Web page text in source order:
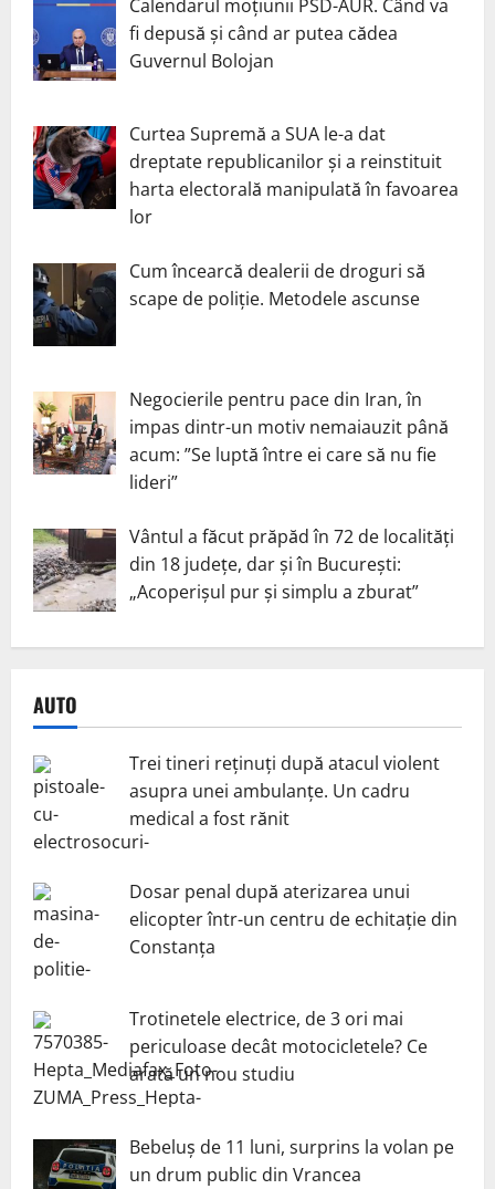
Calendarul moțiunii PSD-AUR. Când va
fi depusă și când ar putea cădea
Guvernul Bolojan
Curtea Supremă a SUA le-a dat
dreptate republicanilor și a reinstituit
harta electorală manipulată în favoarea
lor
Cum încearcă dealerii de droguri să
scape de poliție. Metodele ascunse
Negocierile pentru pace din Iran, în
impas dintr-un motiv nemaiauzit până
acum: ”Se luptă între ei care să nu fie
lideri”
Vântul a făcut prăpăd în 72 de localități
din 18 județe, dar și în București:
„Acoperișul pur și simplu a zburat”
AUTO
Trei tineri reținuți după atacul violent
asupra unei ambulanțe. Un cadru
medical a fost rănit
Dosar penal după aterizarea unui
elicopter într-un centru de echitație din
Constanța
Trotinetele electrice, de 3 ori mai
periculoase decât motocicletele? Ce
arată un nou studiu
Bebeluș de 11 luni, surprins la volan pe
un drum public din Vrancea